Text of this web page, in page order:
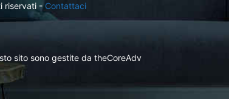
riservati -Contattaci
sito sono gestite da theCoreAdv